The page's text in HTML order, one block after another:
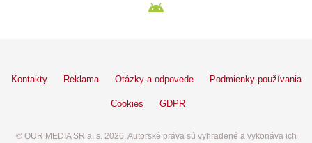
Kontakty Reklama Otázky a odpovede Podmienky používania
Cookies GDPR
© OUR MEDIA SR a. s. 2026. Autorské práva sú vyhradené a vykonáva ich